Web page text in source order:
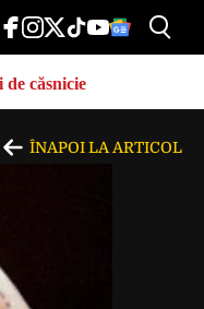
căsnicie
ÎNAPOI LA ARTICOL